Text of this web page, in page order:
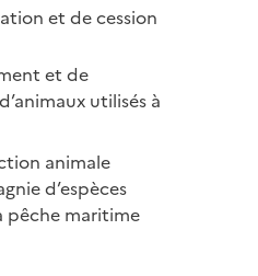
et de cession
et de
utilisés à
animale
d’espèces
pêche maritime